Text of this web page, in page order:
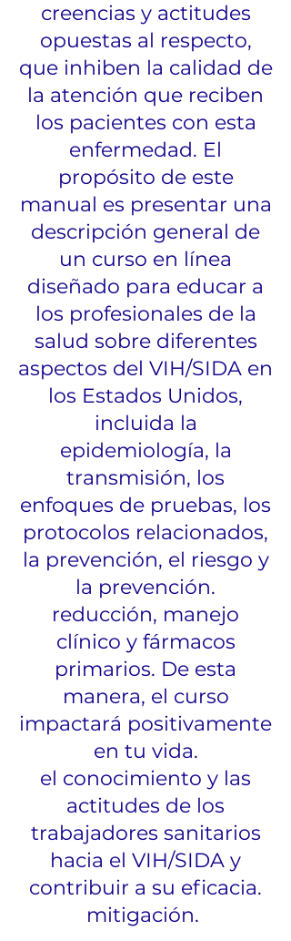
creencias y actitudes
opuestas al respecto,
que inhiben la calidad de
la atención que reciben
los pacientes con esta
enfermedad. El
propósito de este
manual es presentar una
descripción general de
un curso en línea
diseñado para educar a
los profesionales de la
salud sobre diferentes
aspectos del VIH/SIDA en
los Estados Unidos,
incluida la
epidemiología, la
transmisión, los
enfoques de pruebas, los
protocolos relacionados,
la prevención, el riesgo y
la prevención.
reducción, manejo
clínico y fármacos
primarios. De esta
manera, el curso
impactará positivamente
en tu vida.
el conocimiento y las
actitudes de los
trabajadores sanitarios
hacia el VIH/SIDA y
contribuir a su eficacia.
mitigación.